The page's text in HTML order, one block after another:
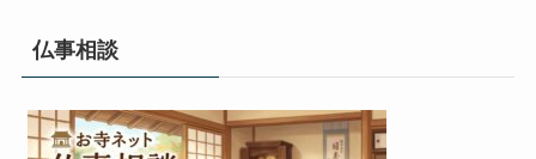
仏事相談